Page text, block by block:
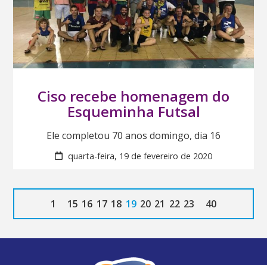
Ciso recebe homenagem do
Esqueminha Futsal
Ele completou 70 anos domingo, dia 16
quarta-feira, 19 de fevereiro de 2020
1 15 16 17 18 19 20 21 22 23 40